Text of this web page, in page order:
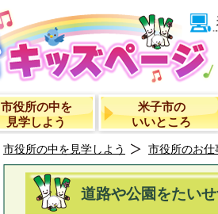
市役所の中を
見学しよう
米子市の
いいところ
市役所の中を見学しよう 市役所のお仕
道路や公園をたい